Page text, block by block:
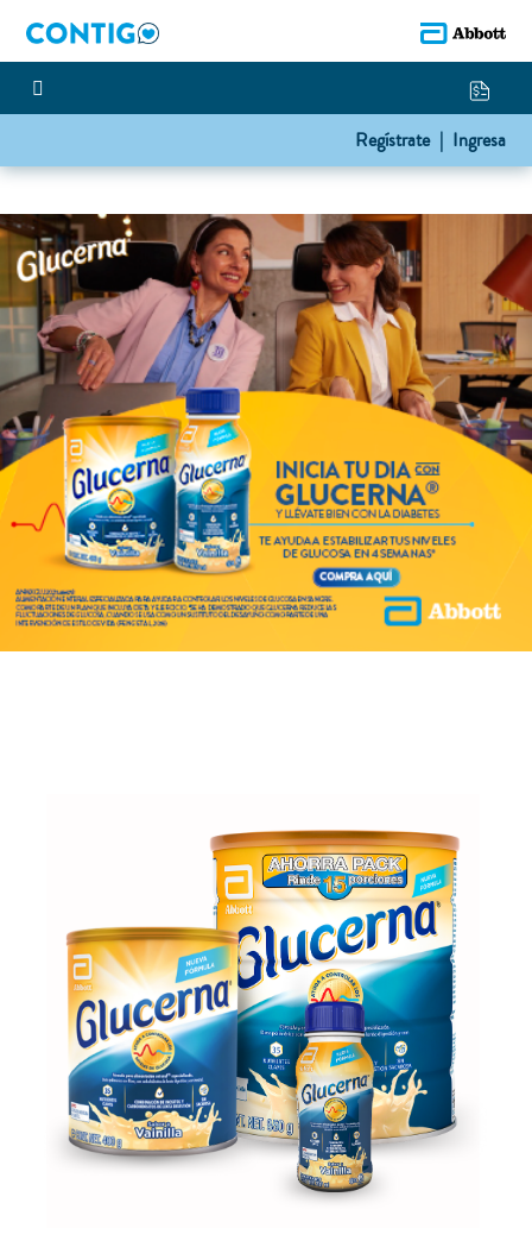
Regístrate | Ingresa